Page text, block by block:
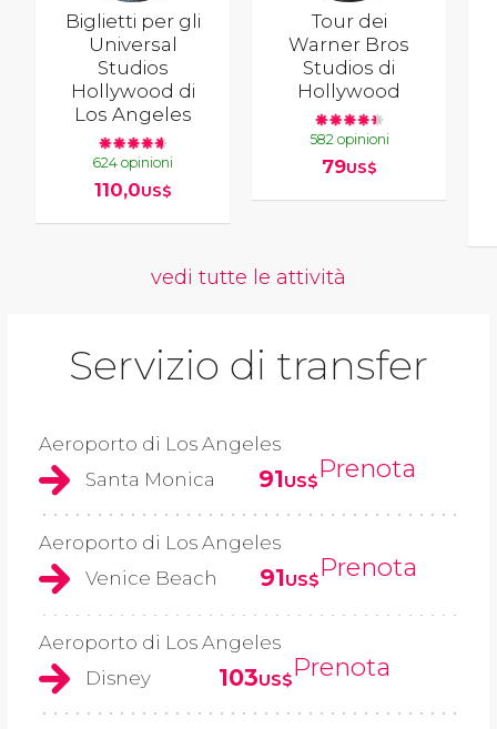
Biglietti per gli
Universal
Studios
Hollywood di
Los Angeles
624 opinioni
110,0US$
Tour dei
Warner Bros
Studios di
Hollywood
582 opinioni
79US$
vedi tutte le attività
Servizio di transfer
Aeroporto di Los Angeles
Santa Monica
91US$Prenota
Aeroporto di Los Angeles
Venice Beach
91US$Prenota
Aeroporto di Los Angeles
Disney
103US$Prenota